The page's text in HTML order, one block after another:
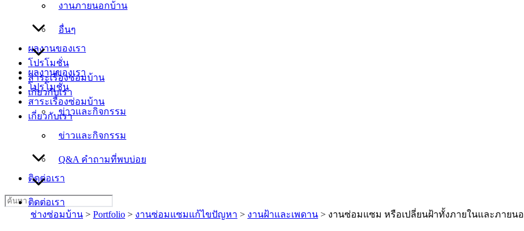
งานภายนอกบ้าน
อื่นๆ
ผลงานของเรา
โปรโมชั่น
สาระเรื่องซ่อมบ้าน
เกี่ยวกับเรา
ข่าวและกิจกรรม
Q&A คำถามที่พบบ่อย
ติดต่อเรา
อื่นๆ
ผลงานของเรา
โปรโมชั่น
สาระเรื่องซ่อมบ้าน
เกี่ยวกับเรา
ข่าวและกิจกรรม
Q&A คำถามที่พบบ่อย
ติดต่อเรา
Search
for:
ช่างซ่อมบ้าน > Portfolio > งานซ่อมแซมแก้ไขปัญหา > งานฝ้าและเพดาน > งานซ่อมแซม หรือเปลี่ยนฝ้าทั้งภายในและภายน